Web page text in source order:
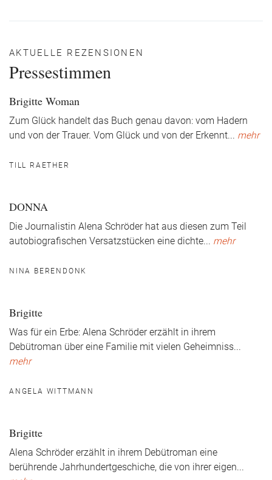
AKTUELLE REZENSIONEN
Pressestimmen
Brigitte Woman
Zum Glück handelt das Buch genau davon: vom Hadern
und von der Trauer. Vom Glück und von der Erkennt... mehr
TILL RAETHER
DONNA
Die Journalistin Alena Schröder hat aus diesen zum Teil
autobiografischen Versatzstücken eine dichte... mehr
NINA BERENDONK
Brigitte
Was für ein Erbe: Alena Schröder erzählt in ihrem
Debütroman über eine Familie mit vielen Geheimniss...
mehr
ANGELA WITTMANN
Brigitte
Alena Schröder erzählt in ihrem Debütroman eine
berührende Jahrhundertgeschiche, die von ihrer eigen...